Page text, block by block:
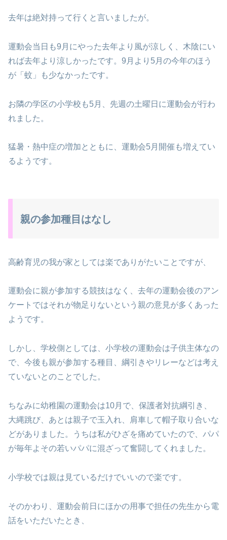
去年は絶対持って行くと言いましたが。
運動会当日も9月にやった去年より風が涼しく、木陰にい
れば去年より涼しかったです。9月より5月の今年のほう
が「蚊」も少なかったです。
お隣の学区の小学校も5月、先週の土曜日に運動会が行わ
れました。
猛暑・熱中症の増加とともに、運動会5月開催も増えてい
るようです。
親の参加種目はなし
高齢育児の我が家としては楽でありがたいことですが、
運動会に親が参加する競技はなく、去年の運動会後のアン
ケートではそれが物足りないという親の意見が多くあった
ようです。
しかし、学校側としては、小学校の運動会は子供主体なの
で、今後も親が参加する種目、綱引きやリレーなどは考え
ていないとのことでした。
ちなみに幼稚園の運動会は10月で、保護者対抗綱引き、
大縄跳び、あとは親子で玉入れ、肩車して帽子取り合いな
どがありました。うちは私がひざを痛めていたので、パパ
が毎年よその若いパパに混ざって奮闘してくれました。
小学校では親は見ているだけでいいので楽です。
そのかわり、運動会前日にほかの用事で担任の先生から電
話をいただいたとき、